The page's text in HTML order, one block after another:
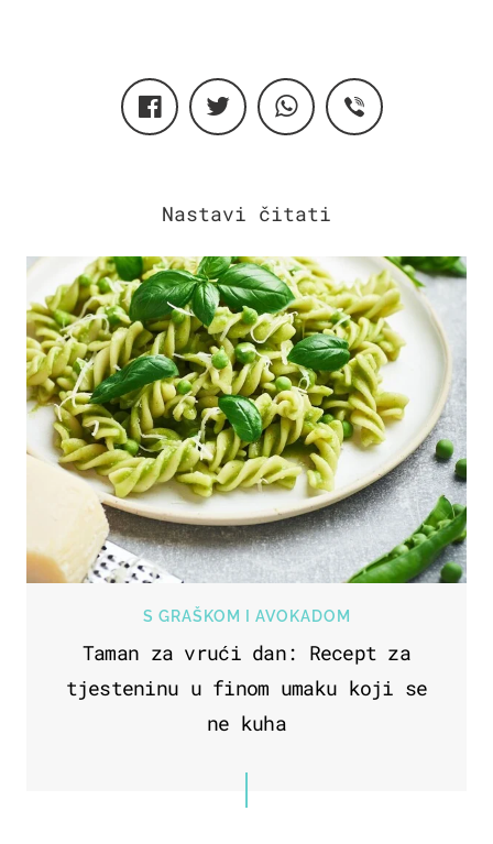
S GRAŠKOM I AVOKADOM
Taman za vrući dan: Recept za
tjesteninu u finom umaku koji se
ne kuha